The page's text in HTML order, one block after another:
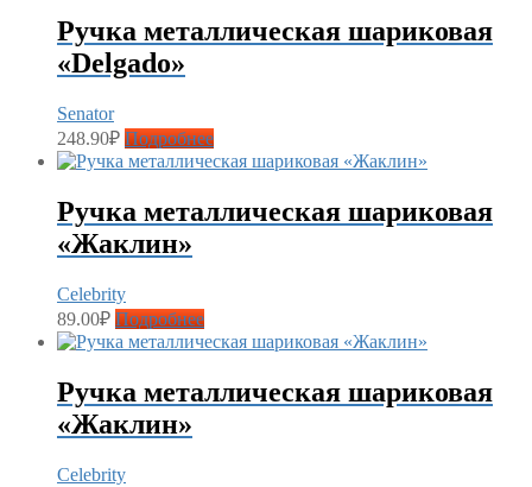
Ручка металлическая шариковая
«Delgado»
Senator
248.90₽ Подробнее
Ручка металлическая шариковая
«Жаклин»
Celebrity
89.00₽ Подробнее
Ручка металлическая шариковая
«Жаклин»
Celebrity